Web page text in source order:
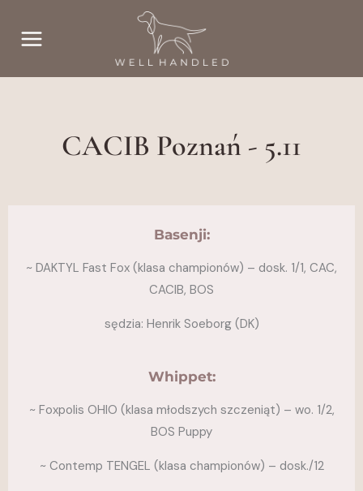
CACIB Poznań - 5.11
Basenji:
~ DAKTYL Fast Fox (klasa championów) – dosk. 1/1, CAC,
CACIB, BOS
sędzia: Henrik Soeborg (DK)
Whippet:
~ Foxpolis OHIO (klasa młodszych szczeniąt) – wo. 1/2,
BOS Puppy
~ Contemp TENGEL (klasa championów) – dosk./12